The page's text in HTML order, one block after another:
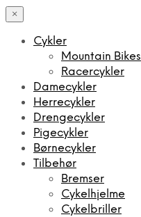
×
Cykler
Mountain Bikes
Racercykler
Damecykler
Herrecykler
Drengecykler
Pigecykler
Børnecykler
Tilbehør
Bremser
Cykelhjelme
Cykelbriller